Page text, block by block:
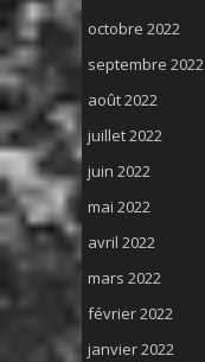
octobre 2022
septembre 2022
août 2022
juillet 2022
juin 2022
mai 2022
avril 2022
mars 2022
février 2022
janvier 2022